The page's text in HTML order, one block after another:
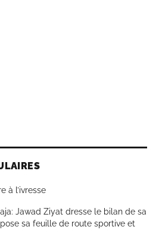
à l’ivresse
Jawad Ziyat dresse le bilan de sa